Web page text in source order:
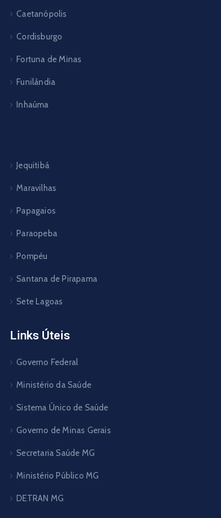
Caetanópolis
Cordisburgo
Fortuna de Minas
Funilândia
Inhaúma
Jequitibá
Maravilhas
Papagaios
Paraopeba
Pompéu
Santana de Pirapama
Sete Lagoas
Links Úteis
Governo Federal
Ministério da Saúde
Sistema Único de Saúde
Governo de Minas Gerais
Secretaria Saúde MG
Ministério Público MG
DETRAN MG